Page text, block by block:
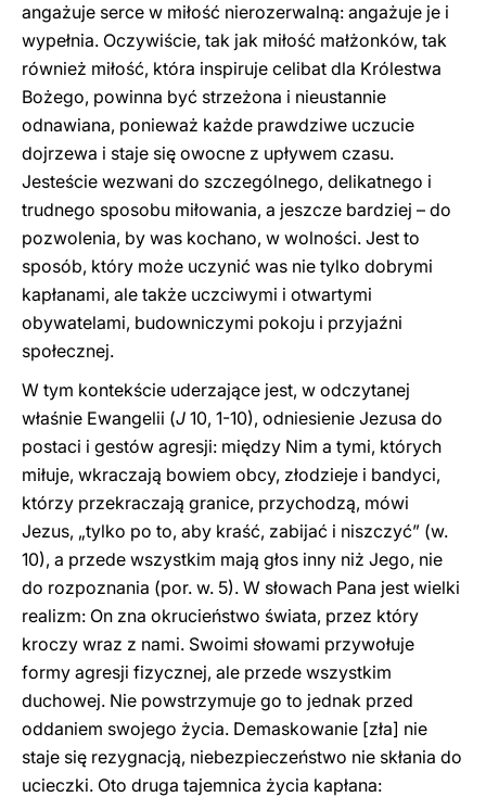
angażuje serce w miłość nierozerwalną: angażuje je i
wypełnia. Oczywiście, tak jak miłość małżonków, tak
również miłość, która inspiruje celibat dla Królestwa
Bożego, powinna być strzeżona i nieustannie
odnawiana, ponieważ każde prawdziwe uczucie
dojrzewa i staje się owocne z upływem czasu.
Jesteście wezwani do szczególnego, delikatnego i
trudnego sposobu miłowania, a jeszcze bardziej – do
pozwolenia, by was kochano, w wolności. Jest to
sposób, który może uczynić was nie tylko dobrymi
kapłanami, ale także uczciwymi i otwartymi
obywatelami, budowniczymi pokoju i przyjaźni
społecznej.
W tym kontekście uderzające jest, w odczytanej
właśnie Ewangelii (J 10, 1-10), odniesienie Jezusa do
postaci i gestów agresji: między Nim a tymi, których
miłuje, wkraczają bowiem obcy, złodzieje i bandyci,
którzy przekraczają granice, przychodzą, mówi
Jezus, „tylko po to, aby kraść, zabijać i niszczyć” (w.
10), a przede wszystkim mają głos inny niż Jego, nie
do rozpoznania (por. w. 5). W słowach Pana jest wielki
realizm: On zna okrucieństwo świata, przez który
kroczy wraz z nami. Swoimi słowami przywołuje
formy agresji fizycznej, ale przede wszystkim
duchowej. Nie powstrzymuje go to jednak przed
oddaniem swojego życia. Demaskowanie [zła] nie
staje się rezygnacją, niebezpieczeństwo nie skłania do
ucieczki. Oto druga tajemnica życia kapłana: